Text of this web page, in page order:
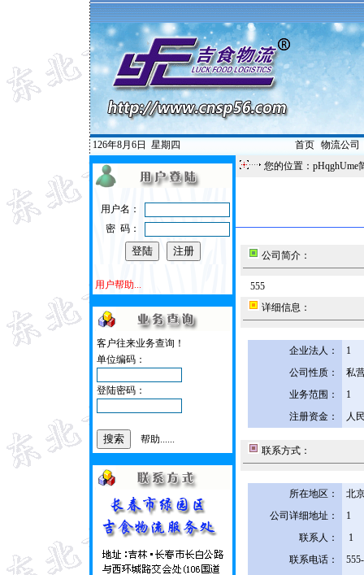
126年8月6日 星期四 首页| 物流公司
用户名：
密 码：
用户帮助...
客户往来业务查询！
单位编码：
登陆密码：
帮助......
您的位置：pHqghUme
公司简介：
555
详细信息：
企业法人：
1
公司性质：
私
业务范围：
1
注册资金：
人
联系方式：
所在地区：
北
公司详细地址：
1
联系人：
1
联系电话：